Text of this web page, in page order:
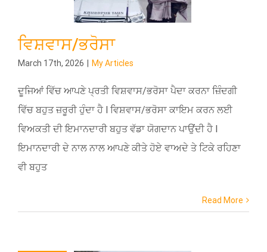
ਵਿਸ਼ਵਾਸ/ਭਰੋਸਾ
March 17th, 2026 My Articles
ਦੂਜਿਆਂ ਵਿੱਚ ਆਪਣੇ ਪ੍ਰਤੀ ਵਿਸ਼ਵਾਸ/ਭਰੋਸਾ ਪੈਦਾ ਕਰਨਾ ਜ਼ਿੰਦਗੀ
ਵਿੱਚ ਬਹੁਤ ਜ਼ਰੂਰੀ ਹੁੰਦਾ ਹੈ l ਵਿਸ਼ਵਾਸ/ਭਰੋਸਾ ਕਾਇਮ ਕਰਨ ਲਈ
ਵਿਅਕਤੀ ਦੀ ਇਮਾਨਦਾਰੀ ਬਹੁਤ ਵੱਡਾ ਯੋਗਦਾਨ ਪਾਉਂਦੀ ਹੈ l
ਇਮਾਨਦਾਰੀ ਦੇ ਨਾਲ ਨਾਲ ਆਪਣੇ ਕੀਤੇ ਹੋਏ ਵਾਅਦੇ ਤੇ ਟਿਕੇ ਰਹਿਣਾ
ਵੀ ਬਹੁਤ
Read More